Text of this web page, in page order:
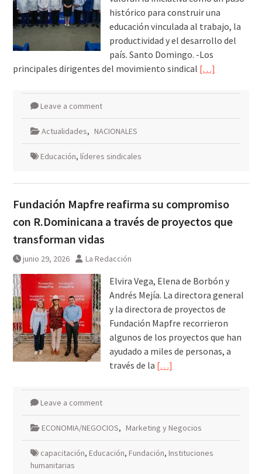
histórico para construir una
educación vinculada al trabajo, la
productividad y el desarrollo del
país. Santo Domingo. -Los
principales dirigentes del movimiento sindical […]
Leave a comment
Actualidades, NACIONALES
Educación, líderes sindicales
Fundación Mapfre reafirma su compromiso
con R.Dominicana a través de proyectos que
transforman vidas
junio 29, 2026 La Redacción
Elvira Vega, Elena de Borbón y
Andrés Mejía. La directora general
y la directora de proyectos de
Fundación Mapfre recorrieron
algunos de los proyectos que han
ayudado a miles de personas, a
través de la […]
Leave a comment
ECONOMIA/NEGOCIOS, Marketing y Negocios
capacitación, Educación, Fundación, Instituciones
humanitarias